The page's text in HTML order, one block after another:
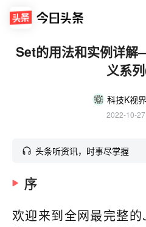
Set的用法和实例详
义系
科技K视界
2022-10-
头条听资讯，时事尽掌握
序
欢迎来到全网最完整